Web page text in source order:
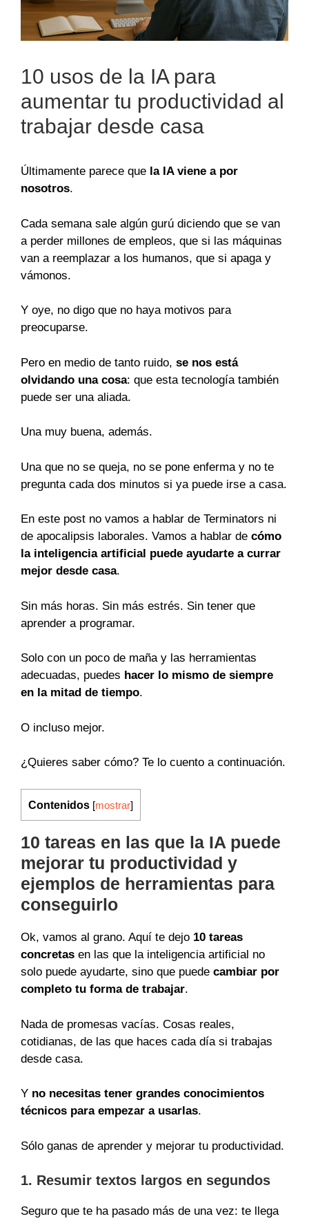
10 usos de la IA para
aumentar tu productividad al
trabajar desde casa
Últimamente parece que la IA viene a por
nosotros.
Cada semana sale algún gurú diciendo que se van
a perder millones de empleos, que si las máquinas
van a reemplazar a los humanos, que si apaga y
vámonos.
Y oye, no digo que no haya motivos para
preocuparse.
Pero en medio de tanto ruido, se nos está
olvidando una cosa: que esta tecnología también
puede ser una aliada.
Una muy buena, además.
Una que no se queja, no se pone enferma y no te
pregunta cada dos minutos si ya puede irse a casa.
En este post no vamos a hablar de Terminators ni
de apocalipsis laborales. Vamos a hablar de cómo
la inteligencia artificial puede ayudarte a currar
mejor desde casa.
Sin más horas. Sin más estrés. Sin tener que
aprender a programar.
Solo con un poco de maña y las herramientas
adecuadas, puedes hacer lo mismo de siempre
en la mitad de tiempo.
O incluso mejor.
¿Quieres saber cómo? Te lo cuento a continuación.
Contenidos [mostrar]
10 tareas en las que la IA puede
mejorar tu productividad y
ejemplos de herramientas para
conseguirlo
Ok, vamos al grano. Aquí te dejo 10 tareas
concretas en las que la inteligencia artificial no
solo puede ayudarte, sino que puede cambiar por
completo tu forma de trabajar.
Nada de promesas vacías. Cosas reales,
cotidianas, de las que haces cada día si trabajas
desde casa.
Y no necesitas tener grandes conocimientos
técnicos para empezar a usarlas.
Sólo ganas de aprender y mejorar tu productividad.
1. Resumir textos largos en segundos
Seguro que te ha pasado más de una vez: te llega